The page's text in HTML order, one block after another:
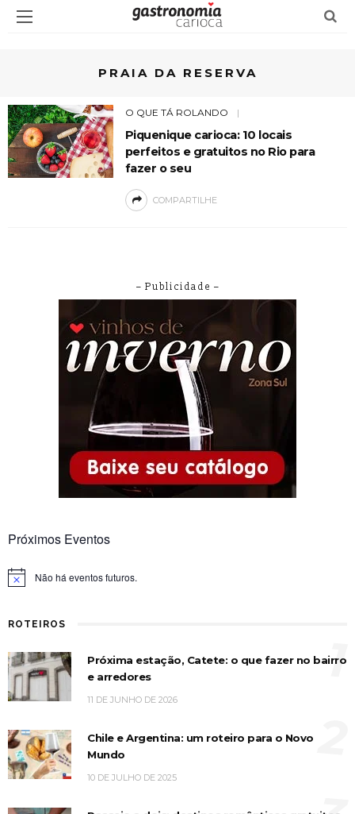
PRAIA DA RESERVA
O QUE TÁ ROLANDO
Piquenique carioca: 10 locais
perfeitos e gratuitos no Rio para
fazer o seu
COMPARTILHE
– Publicidade –
Próximos Eventos
Notice Não há eventos futuros.
ROTEIROS
Próxima estação, Catete: o que fazer no bairro
e arredores
11 DE JUNHO DE 2026
1
Chile e Argentina: um roteiro para o Novo
Mundo
10 DE JULHO DE 2025